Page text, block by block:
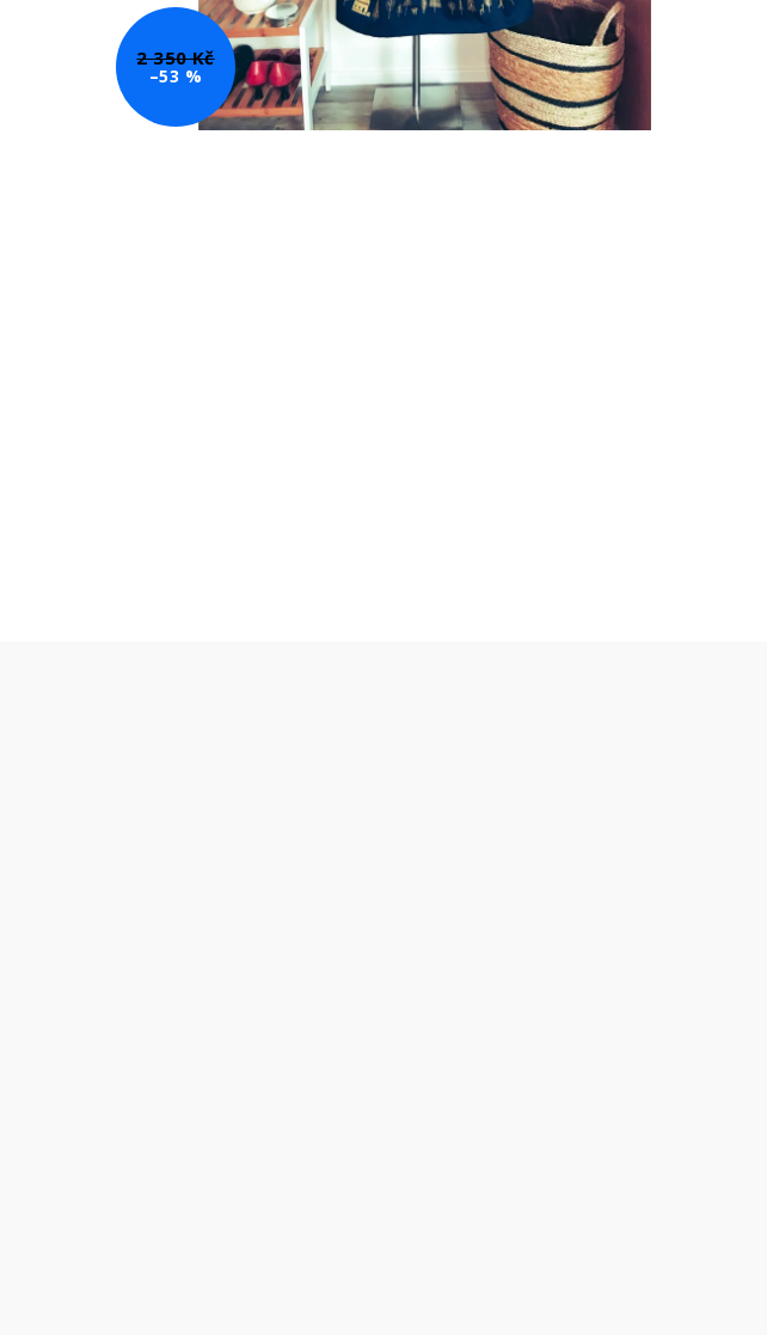
2 350 Kč
–53 %